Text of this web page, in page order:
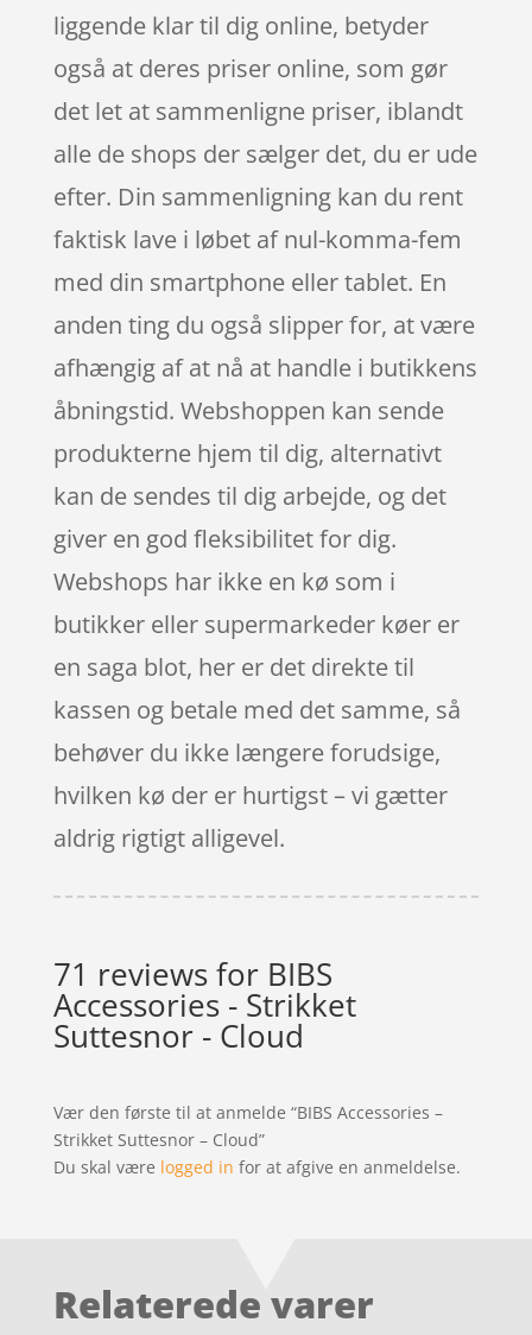
liggende klar til dig online, betyder
også at deres priser online, som gør
det let at sammenligne priser, iblandt
alle de shops der sælger det, du er ude
efter. Din sammenligning kan du rent
faktisk lave i løbet af nul-komma-fem
med din smartphone eller tablet. En
anden ting du også slipper for, at være
afhængig af at nå at handle i butikkens
åbningstid. Webshoppen kan sende
produkterne hjem til dig, alternativt
kan de sendes til dig arbejde, og det
giver en god fleksibilitet for dig.
Webshops har ikke en kø som i
butikker eller supermarkeder køer er
en saga blot, her er det direkte til
kassen og betale med det samme, så
behøver du ikke længere forudsige,
hvilken kø der er hurtigst – vi gætter
aldrig rigtigt alligevel.
71 reviews for BIBS
Accessories - Strikket
Suttesnor - Cloud
Vær den første til at anmelde “BIBS Accessories –
Strikket Suttesnor – Cloud”
Du skal være logged in for at afgive en anmeldelse.
Relaterede varer